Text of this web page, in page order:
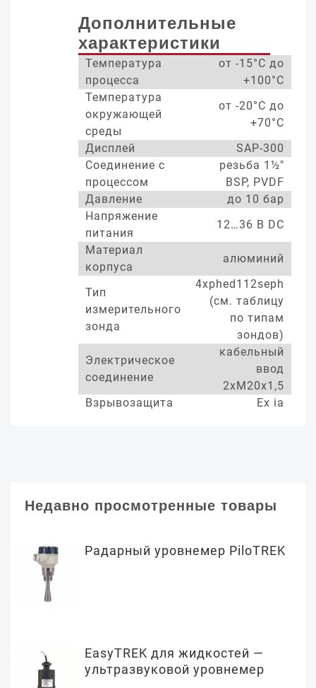
Дополнительные
характеристики
Температура
процесса
от -15°С до
+100°С
Температура
окружающей
среды
от -20°С до
+70°С
Дисплей
SAP-300
Соединение с
процессом
резьба 1½"
BSP, PVDF
Давление
до 10 бар
Напряжение
питания
12…36 В DC
Материал
корпуса
алюминий
Тип
измерительного
зонда
4xphed112seph
(см. таблицу
по типам
зондов)
Электрическое
соединение
кабельный
ввод
2хМ20х1,5
Взрывозащита
Ex ia
Недавно просмотренные товары
Радарный уровнемер PiloTREK
EasyTREK для жидкостей —
ультразвуковой уровнемер